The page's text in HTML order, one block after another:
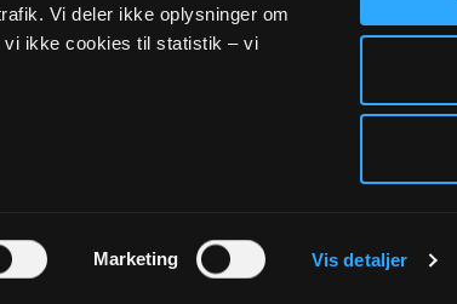
Vi deler ikke oplysninger om
vi ikke cookies til statistik – vi
Marketing Vis detaljer